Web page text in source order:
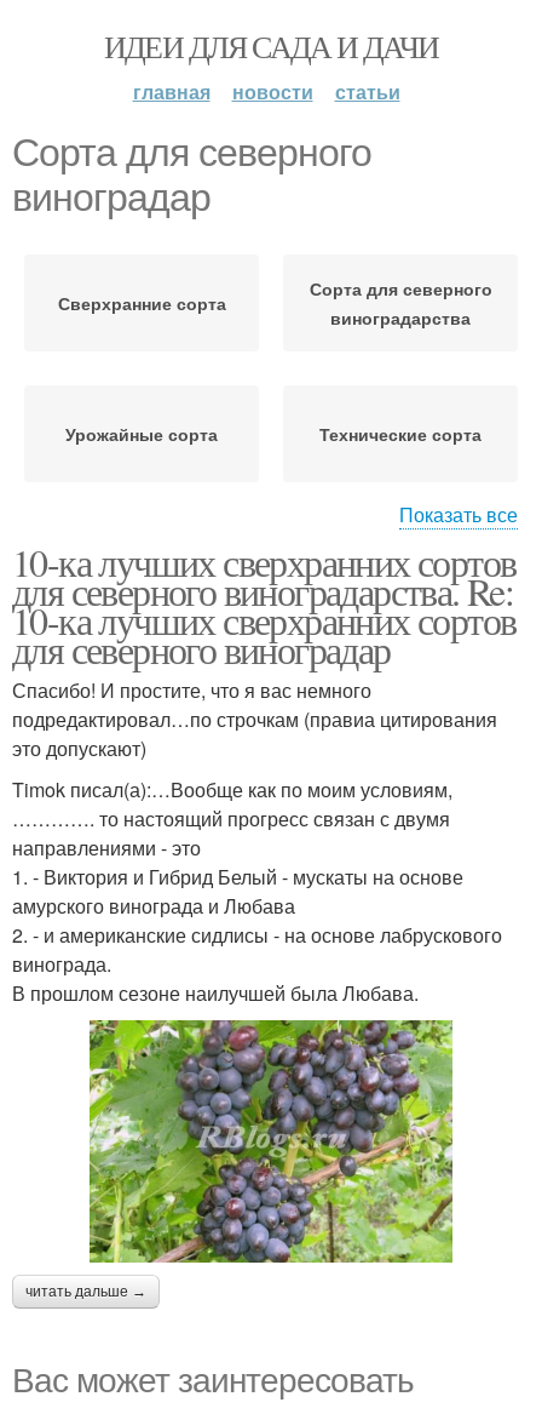
ИДЕИ ДЛЯ САДА И ДАЧИ
главная новости статьи
Сорта для северного
виноградар
Сверхранние сорта
Сорта для северного
виноградарства
Урожайные сорта Технические сорта
Винные сорта Элитные сорта
Ранние сорта Поздние сорта
Морозостойкие сорта
Показать все
10-ка лучших сверхранних сортов
для северного виноградарства. Re:
10-ка лучших сверхранних сортов
для северного виноградар
Спасибо! И простите, что я вас немного
подредактировал…по строчкам (правиа цитирования
это допускают)
Timok писал(а):…Вообще как по моим условиям,
…………. то настоящий прогресс связан с двумя
направлениями - это
1. - Виктория и Гибрид Белый - мускаты на основе
амурского винограда и Любава
2. - и американские сидлисы - на основе лабрускового
винограда.
В прошлом сезоне наилучшей была Любава.
читать дальше →
Вас может заинтересовать